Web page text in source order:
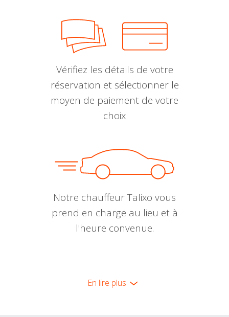
Vérifiez les détails de votre
réservation et sélectionner le
moyen de paiement de votre
choix
Notre chauffeur Talixo vous
prend en charge au lieu et à
l'heure convenue.
En lire plus